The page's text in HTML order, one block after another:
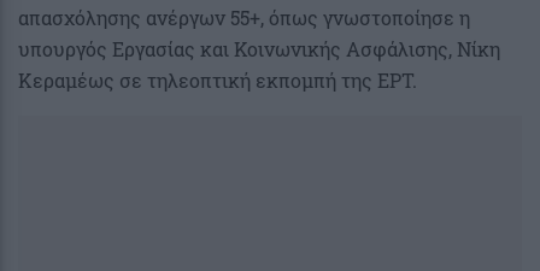
απασχόλησης ανέργων 55+, όπως γνωστοποίησε η
υπουργός Εργασίας και Κοινωνικής Ασφάλισης, Νίκη
Κεραμέως σε τηλεοπτική εκπομπή της ΕΡΤ.